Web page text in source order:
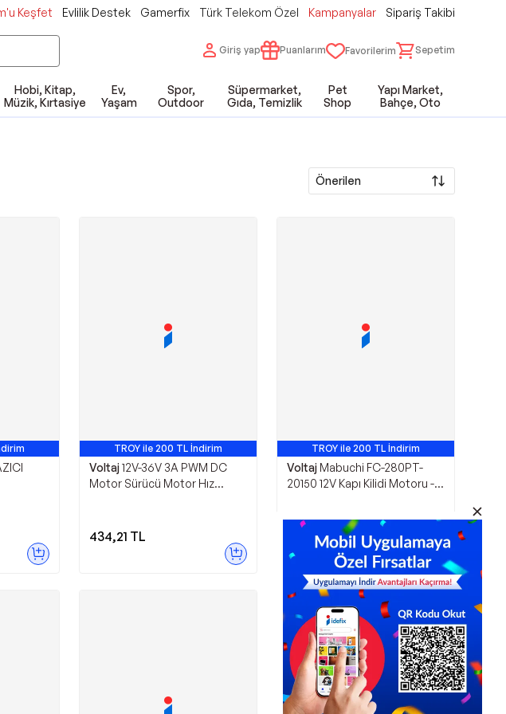
Keşfet Evlilik Destek Gamerfix Türk Telekom Özel Kampanyalar Sipariş Takibi
Giriş yap Puanlarım Favorilerim Sepetim
Hobi, Kitap,
Müzik, Kırtasiye
Ev,
Yaşam
Spor,
Outdoor
Süpermarket,
Gıda, Temizlik
Pet
Shop
Yapı Market,
Bahçe, Oto
Önerilen
TROY ile 200 TL İndirim
Voltaj12V-36V 3A PWM DC
Motor Sürücü Motor Hız
434,21 TL
TROY ile 200 TL İndirim
Voltaj Mabuchi FC-280PT-
20150 12V Kapı Kilidi Motoru -
394,65TL